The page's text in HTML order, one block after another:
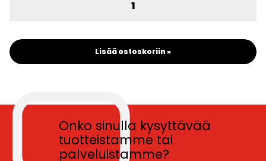
Lisää ostoskoriin »
Onko sinulla kysyttävää
tuotteistamme tai
palveluistamme?